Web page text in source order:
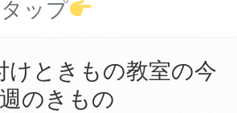
ップ
けときもの教室の今
週のきもの